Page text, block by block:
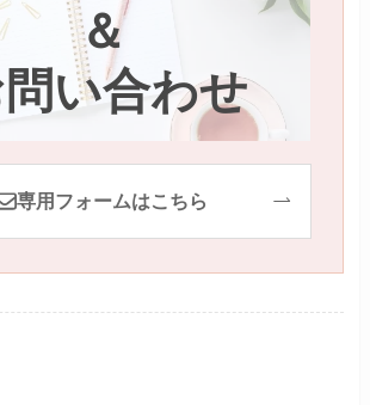
＆
い合わせ
専用フォームはこちら